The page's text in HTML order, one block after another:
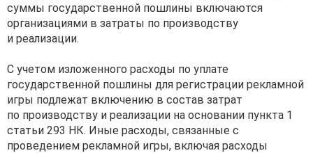
суммы государственной пошлины включаются
организациями в затраты по производству
и реализации.
С учетом изложенного расходы по уплате
государственной пошлины для регистрации рекламной
игры подлежат включению в состав затрат
по производству и реализации на основании пункта 1
статьи 293 НК. Иные расходы, связанные с
проведением рекламной игры, включая расходы